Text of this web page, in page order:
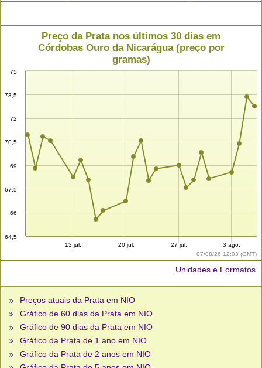
07/08/26 12:03 (GMT)
Preço da Prata nos últimos 30 dias em
Córdobas Ouro da Nicarágua (preço por
gramas)
64,5
66
67,5
69
70,5
72
73,5
75
13 jul. 20 jul. 27 jul. 3 ago.
Unidades e Formatos
Preços atuais da Prata em NIO
Gráfico de 60 dias da Prata em NIO
Gráfico de 90 dias da Prata em NIO
Gráfico da Prata de 1 ano em NIO
Gráfico da Prata de 2 anos em NIO